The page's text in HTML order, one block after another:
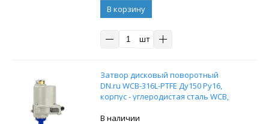
В корзину
шт
Затвор дисковый поворотный
DN.ru WCB-316L-PTFE Ду150 Ру16,
корпус - углеродистая сталь WCB,
уплотнение - PTFE, с
В наличии